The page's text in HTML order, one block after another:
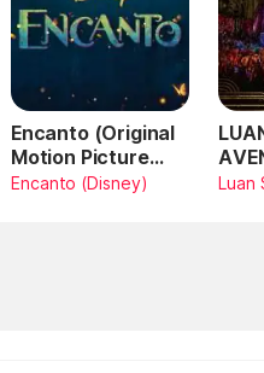
Encanto (Original
Motion Picture
Soundtrack)
Encanto (Disney) Luan